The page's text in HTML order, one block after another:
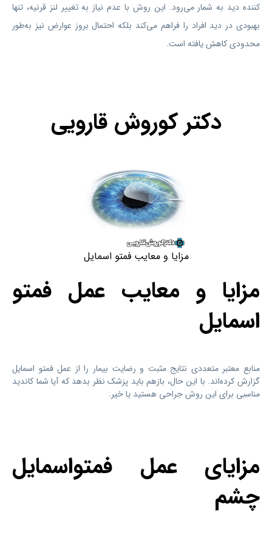
کننده دید به شمار می‌رود. این روش با عدم نیاز به تغییر لنز قرنیه، تنها
بهبودی در دید افراد را فراهم می‌کند بلکه احتمال بروز عوارض نیز به‌طور
محدودی کاهش یافته است.
دکتر کوروش قارویی
مزایا و معایب فمتو اسمایل
مزایا و معایب عمل فمتو
اسمایل
منابع معتبر متعددی نتایج مثبت و رضایت بیمار را از عمل فمتو اسمایل
گزارش کرده‌اند. با این حال، بازهم باید پزشک نظر بدهد که آیا شما کاندید
مناسبی برای این روش جراحی هستید یا خیر.
مزایای عمل فمتواسمایل
چشم